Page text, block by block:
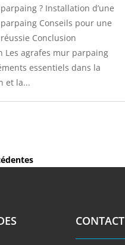
? Installation d’une
Conseils pour une
Conclusion
Les agrafes mur parpaing
essentiels dans la
et la...
CONTACT